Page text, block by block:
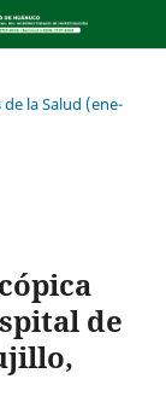
la Salud (ene-
de